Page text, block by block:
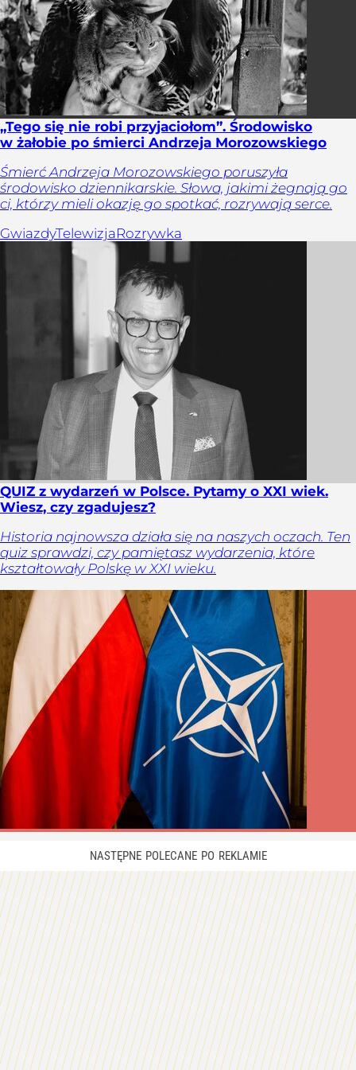
„Tego się nie robi przyjaciołom”. Środowisko
w żałobie po śmierci Andrzeja Morozowskiego
Śmierć Andrzeja Morozowskiego poruszyła
środowisko dziennikarskie. Słowa, jakimi żegnają go
ci, którzy mieli okazję go spotkać, rozrywają serce.
GwiazdyTelewizjaRozrywka
QUIZ z wydarzeń w Polsce. Pytamy o XXI wiek.
Wiesz, czy zgadujesz?
Historia najnowsza działa się na naszych oczach. Ten
quiz sprawdzi, czy pamiętasz wydarzenia, które
kształtowały Polskę w XXI wieku.